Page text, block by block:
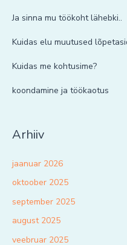
Ja sinna mu töökoht lähebki..
Kuidas elu muutused
Kuidas me kohtusime?
koondamine ja töökaotus
Arhiiv
jaanuar 2026
oktoober 2025
september 2025
august 2025
veebruar 2025